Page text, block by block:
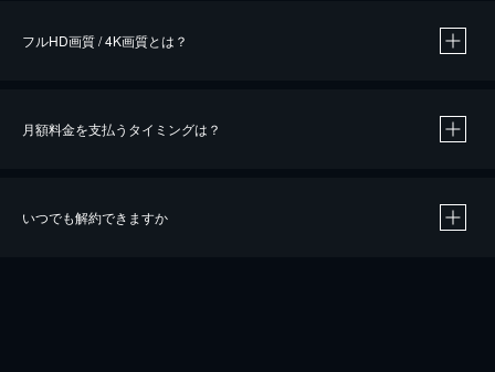
※40％ポイント還元の対象は、クレジットカード決済による作品の購入 / レンタルです。
iOSアプリのUコイン決済による作品の購入 / レンタルは、20％のポイント還元です。
フルHD画質 / 4K画質とは？
月額料金を支払うタイミングは？
いつでも解約できますか